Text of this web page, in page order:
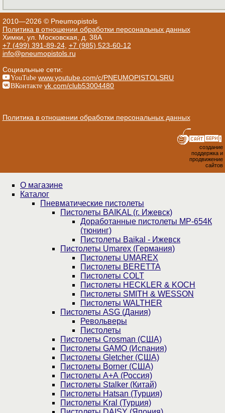
2010—2026 © Pneumopistols
Политика в отношении обработки персональных данных
Химки, ул. Московская, д. 38А
+7 (499) 391-89-24, +7 (985) 523-60-12
info@pneumopistols.ru
Социальные сети:
YouTube www.youtube.com/c/PNEUMOPISTOLSRU
ВКонтакте vk.com/club53004480
Политика в отношении обработки персональных данных
создание
поддержка и
продвижение
сайтов
О магазине
Каталог
Пнев­ма­ти­чес­кие пистолеты
Пистолеты BAIKAL (г. Ижевск)
Доработанные пистолеты МР-654К
(тюнинг)
Пистолеты Baikal - Ижевск
Пистолеты Umarex (Германия)
Пистолеты UMAREX
Пистолеты BERETTA
Пистолеты COLT
Пистолеты HECKLER & KOCH
Пистолеты SMITH & WESSON
Пистолеты WALTHER
Пистолеты ASG (Дания)
Револьверы
Пистолеты
Пистолеты Crosman (США)
Пистолеты GAMO (Испания)
Пистолеты Gletcher (США)
Пистолеты Borner (США)
Пистолеты А+А (Россия)
Пистолеты Stalker (Китай)
Пистолеты Hatsan (Турция)
Пистолеты Kral (Турция)